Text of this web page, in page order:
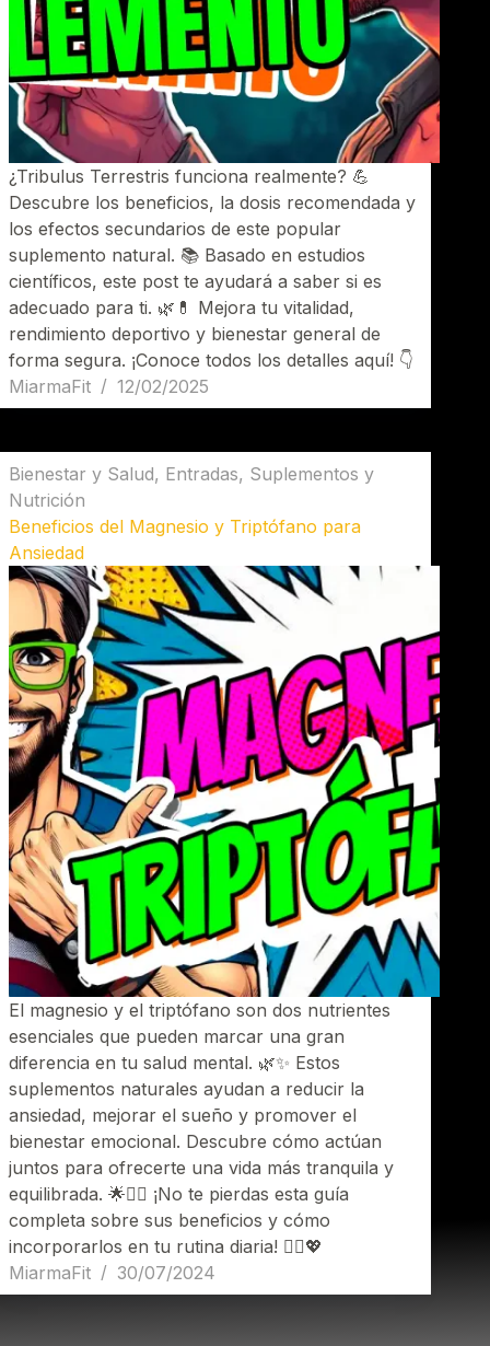
¿Tribulus Terrestris funciona realmente? 💪
Descubre los beneficios, la dosis recomendada y
los efectos secundarios de este popular
suplemento natural. 📚 Basado en estudios
científicos, este post te ayudará a saber si es
adecuado para ti. 🌿💊 Mejora tu vitalidad,
rendimiento deportivo y bienestar general de
forma segura. ¡Conoce todos los detalles aquí! 👇
MiarmaFit
12/02/2025
Bienestar y Salud, Entradas, Suplementos y
Nutrición
Beneficios del Magnesio y Triptófano para
Ansiedad
El magnesio y el triptófano son dos nutrientes
esenciales que pueden marcar una gran
diferencia en tu salud mental. 🌿✨ Estos
suplementos naturales ayudan a reducir la
ansiedad, mejorar el sueño y promover el
bienestar emocional. Descubre cómo actúan
juntos para ofrecerte una vida más tranquila y
equilibrada. 🌟💆‍♂️ ¡No te pierdas esta guía
completa sobre sus beneficios y cómo
incorporarlos en tu rutina diaria! 🧘‍♀️💖
MiarmaFit
30/07/2024